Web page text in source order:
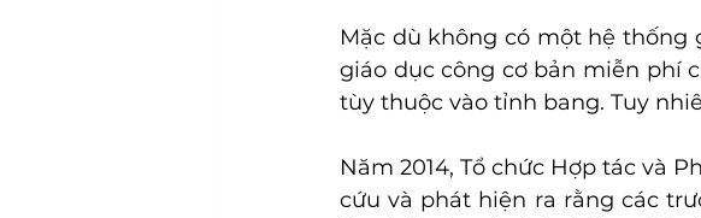
Mặc dù không có một hệ thống
giáo dục công cơ bản miễn phí
tùy thuộc vào tỉnh bang. Tuy
Năm 2014, Tổ chức Hợp tác và
cứu và phát hiện ra rằng các